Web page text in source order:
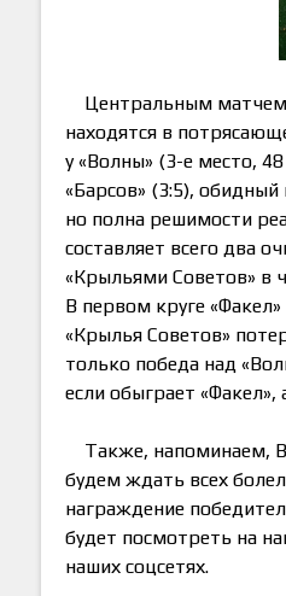
Центральным матчем
находятся в
у «Волны» (3-е место,
«Барсов» (3:5),
но полна решимости
составляет всего два
«Крыльями Советов» в
В первом круге
«Крылья Советов»
только победа над
если обыграет
Также, напоминаем,
будем ждать всех
награждение
будет посмотреть на
наших соцсетях.